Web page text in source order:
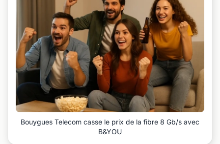
Bouygues Telecom casse le prix de la fibre 8 Gb/s avec
B&YOU